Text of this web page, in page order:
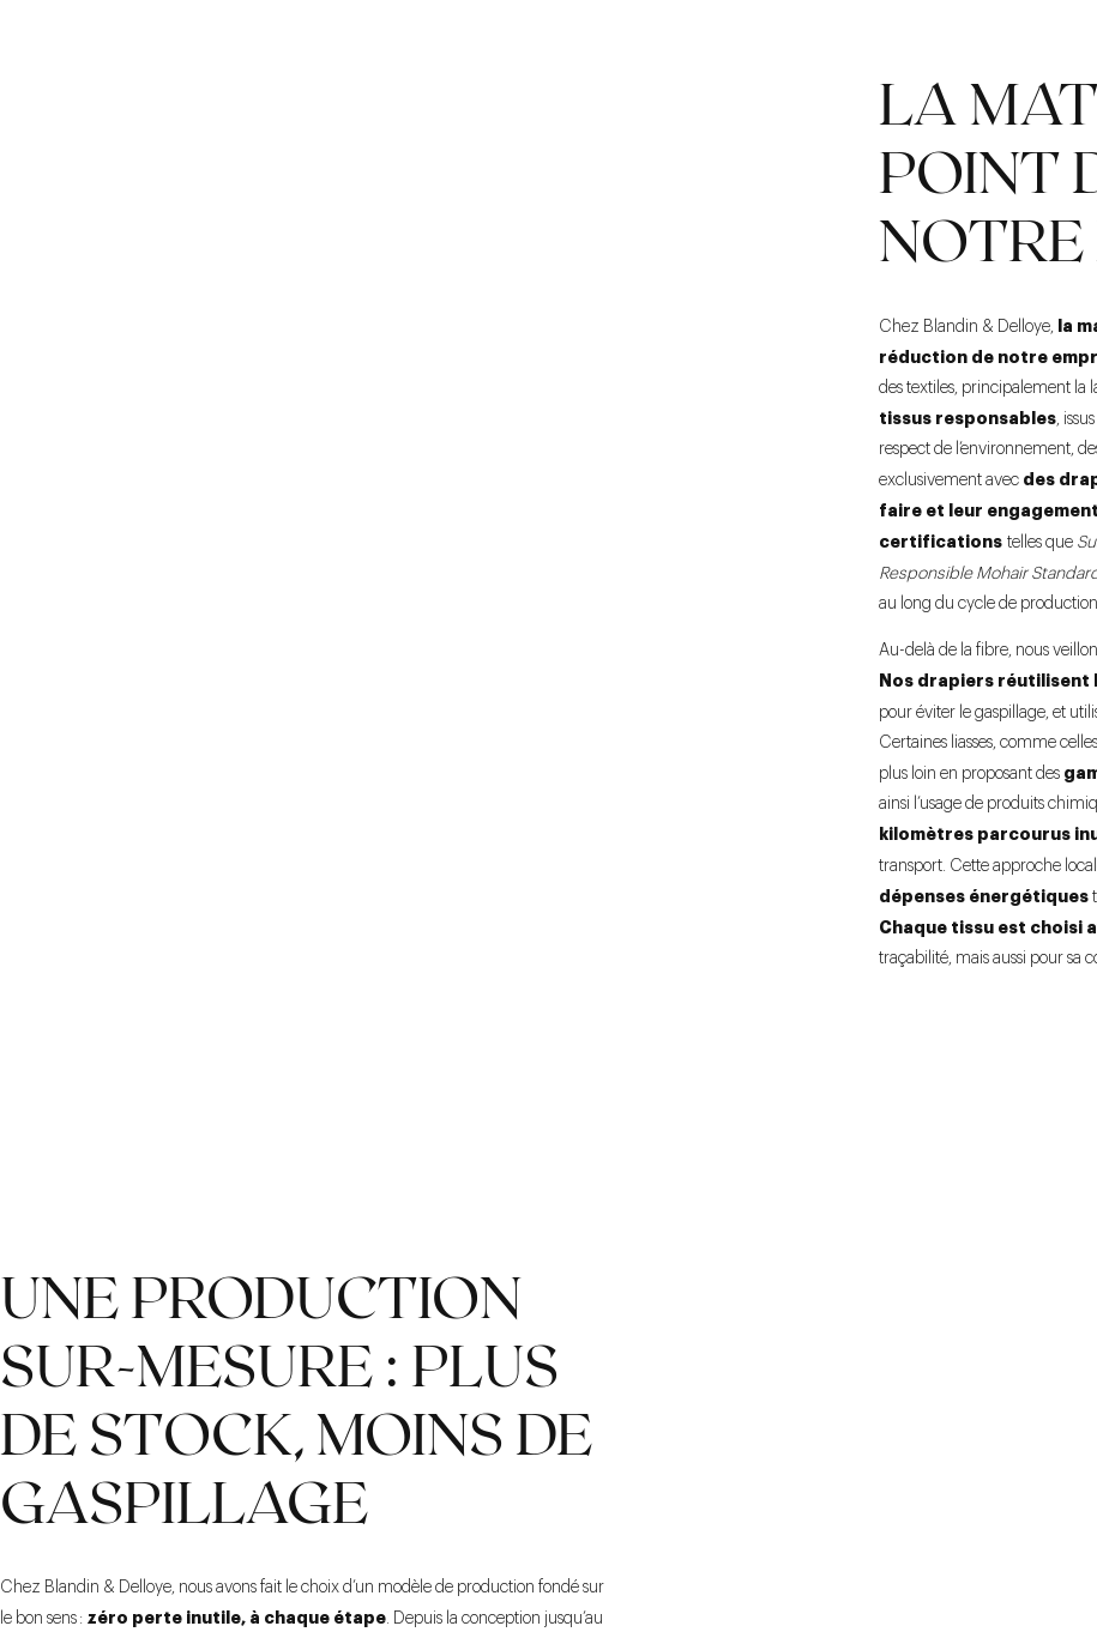
LA
POINT
Chez Blandin & Delloye,
la
réduction de notre
des textiles, principalement la
tissus responsables,
respect de l’environnement,
exclusivement avec des
faire et leur engagement
certifications telles que
Responsible Mohair
au long du cycle de
Au-delà de la fibre, nous
Nos drapiers réutilisent
pour éviter le gaspillage, et
Certaines liasses, comme
plus loin en proposant des
ainsi l’usage de produits
kilomètres parcourus
transport. Cette approche
dépenses énergétiques
Chaque tissu est choisi
traçabilité, mais aussi pour sa
UNE PRODUCTION
SUR-MESURE : PLUS
DE STOCK, MOINS DE
GASPILLAGE
Chez Blandin & Delloye, nous avons fait le choix d’un modèle de production fondé sur
le bon sens : zéro perte inutile, à chaque étape. Depuis la conception jusqu’au